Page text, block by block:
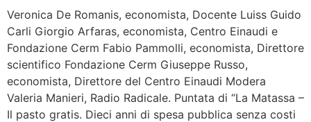
Veronica De Romanis, economista, Docente Luiss Guido
Carli Giorgio Arfaras, economista, Centro Einaudi e
Fondazione Cerm Fabio Pammolli, economista, Direttore
scientifico Fondazione Cerm Giuseppe Russo,
economista, Direttore del Centro Einaudi Modera
Valeria Manieri, Radio Radicale. Puntata di “La Matassa –
Il pasto gratis. Dieci anni di spesa pubblica senza costi